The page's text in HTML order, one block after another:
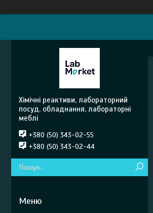
Хімічні реактиви, лабораторний
посуд, обладнання, лабораторні
меблі
+380 (50) 343-02-55
+380 (50) 343-02-44